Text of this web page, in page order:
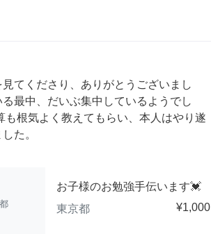
てくださり、ありがとうございまし
最中、だいぶ集中しているようでし
も根気よく教えてもらい、本人はやり遂
た。
お子様のお勉強手伝います💓
東京都
¥1,000